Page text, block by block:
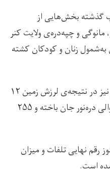
حوالی ساعت ۱۲ شب گذشته بخش‌هایی از
مانوگی و چپه‌دره‌ی ولایت کنر
داد. در این ولایت ۶۱۰ تن به‌شمول زنان و کودکان کشته
به گفته‌ی قانع، در ولایت ننگرهار نیز در نتیجه‌ی لرزش‌ زمین ۱۲
تن، شامل زنان و کودکان، در ولسوالی دره‌نور جان باخته و ۲۵۵
رقم نهایی تلفات و میزان
است.